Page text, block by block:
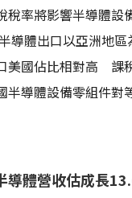
稅率將影響半導體設
導體出口以亞洲地
美國佔比相對高 課
半導體設備零組件
導體營收估成長